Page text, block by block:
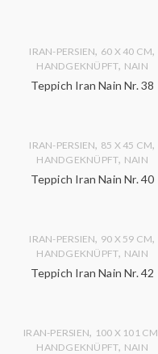
IRAN-PERSIEN, 60 X 40 CM,
HANDGEKNÜPFT, NAIN
Teppich Iran Nain Nr. 38
IRAN-PERSIEN, 85 X 45 CM,
HANDGEKNÜPFT, NAIN
Teppich Iran Nain Nr. 40
IRAN-PERSIEN, 90 X 59 CM,
HANDGEKNÜPFT, NAIN
Teppich Iran Nain Nr. 42
IRAN-PERSIEN, 100 X 101 CM
HANDGEKNÜPFT, NAIN